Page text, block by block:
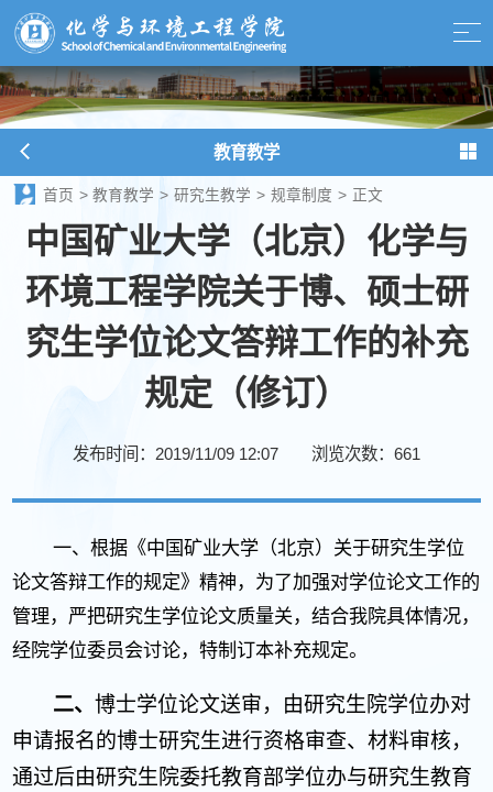
教育教学
首页 > 教育教学 > 研究生教学 > 规章制度 > 正文
中国矿业大学（北京）化学与
环境工程学院关于博、硕士研
究生学位论文答辩工作的补充
规定（修订）
发布时间：2019/11/09 12:07 浏览次数： 661
一、根据《中国矿业大学（北京）关于研究生学位
论文答辩工作的规定》精神，为了加强对学位论文工作的
管理，严把研究生学位论文质量关，结合我院具体情况，
经院学位委员会讨论，特制订本补充规定。
二、博士学位论文送审，由研究生院学位办对
申请报名的博士研究生进行资格审查、材料审核，
通过后由研究生院委托教育部学位办与研究生教育